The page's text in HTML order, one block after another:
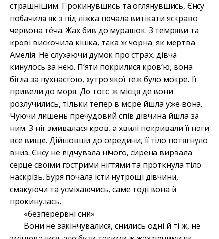
страшнішим. Прокинувшись та оглянувшись, Єнсу
побачила як з під ліжка почала витікати яскраво
червона тéча. Жах бив до мурашок. З темряви та
крові вискочила кішка, така ж чорна, як мертва
Амелія. Не слухаючи думок про страх, дівча
кинулось за нею. П’яти покрилися кров’ю, вона
бігла за пухнастою, хутро якої теж було мокре. Її
привели до моря. До того ж місця де вони
розлучились, тільки тепер в море йшла уже вона.
Чуючи лишень пречудовий спів дівчина йшла за
ним. З ніг змивалася кров, а хвилі покривали її ноги
все вище. Дійшовши до середини, її тіло потягнуло
вниз. Єнсу не відчувала нічого, сирена вирвала
серце своїми гострими нігтями та проткнула тіло
наскрізь. Буря почала їсти нутрощі дівчини,
смакуючи та усміхаючись, саме тоді вона й
прокинулась.
«безперервні сни»
Вони не закінчувалися, снились одні й ті ж, не